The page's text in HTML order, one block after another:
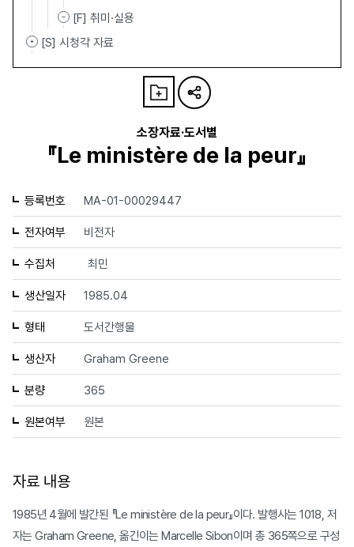
[F] 취미·실용
[S] 시청각 자료
소장자료·도서별
『Le ministère de la peur』
등록번호 MA-01-00029447
전자여부 비전자
수집처 최민
생산일자 1985.04
형태 도서간행물
생산자 Graham Greene
분량 365
원본여부 원본
자료 내용
1985년 4월에 발간된 『Le ministère de la peur』이다. 발행사는 1018, 저
자는 Graham Greene, 옮긴이는 Marcelle Sibon이며 총 365쪽으로 구성